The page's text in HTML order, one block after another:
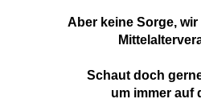
Aber keine Sorge,
Schaut doch
um immer auf